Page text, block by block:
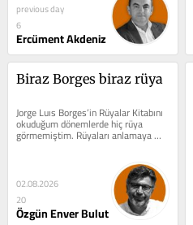
previous day
6
Ercüment Akdeniz
Biraz Borges biraz rüya
Jorge Luıs Borges’in Rüyalar Kitabını
okuduğum dönemlerde hiç rüya
görmemiştim. Rüyaları anlamaya
çalışıyordum. Kitabı yeniden...
02.08.2026
20
Özgün Enver Bulut